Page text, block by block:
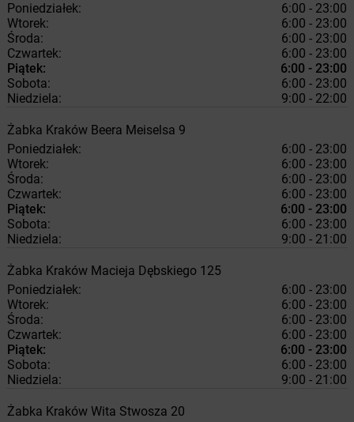
Poniedziałek:
6:00 - 23:00
Wtorek:
6:00 - 23:00
Środa:
6:00 - 23:00
Czwartek:
6:00 - 23:00
Piątek:
6:00 - 23:00
Sobota:
6:00 - 23:00
Niedziela:
9:00 - 22:00
Żabka Kraków Beera Meiselsa 9
Poniedziałek:
6:00 - 23:00
Wtorek:
6:00 - 23:00
Środa:
6:00 - 23:00
Czwartek:
6:00 - 23:00
Piątek:
6:00 - 23:00
Sobota:
6:00 - 23:00
Niedziela:
9:00 - 21:00
Żabka Kraków Macieja Dębskiego 125
Poniedziałek:
6:00 - 23:00
Wtorek:
6:00 - 23:00
Środa:
6:00 - 23:00
Czwartek:
6:00 - 23:00
Piątek:
6:00 - 23:00
Sobota:
6:00 - 23:00
Niedziela:
9:00 - 21:00
Żabka Kraków Wita Stwosza 20